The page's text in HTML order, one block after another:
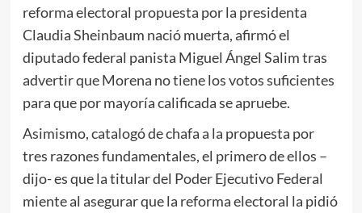
reforma electoral propuesta por la presidenta
Claudia Sheinbaum nació muerta, afirmó el
diputado federal panista Miguel Ángel Salim tras
advertir que Morena no tiene los votos suficientes
para que por mayoría calificada se apruebe.
Asimismo, catalogó de chafa a la propuesta por
tres razones fundamentales, el primero de ellos –
dijo- es que la titular del Poder Ejecutivo Federal
miente al asegurar que la reforma electoral la pidió